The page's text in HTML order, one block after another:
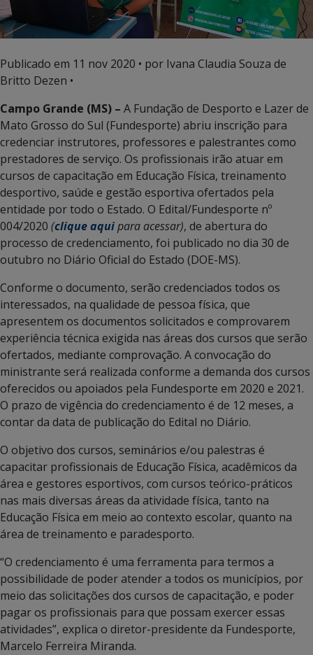
Publicado em 11 nov 2020 • por Ivana Claudia Souza de
Britto Dezen •
Campo Grande (MS) – A Fundação de Desporto e Lazer de
Mato Grosso do Sul (Fundesporte) abriu inscrição para
credenciar instrutores, professores e palestrantes como
prestadores de serviço. Os profissionais irão atuar em
cursos de capacitação em Educação Física, treinamento
desportivo, saúde e gestão esportiva ofertados pela
entidade por todo o Estado. O Edital/Fundesporte nº
004/2020 (clique aquipara acessar), de abertura do
processo de credenciamento, foi publicado no dia 30 de
outubro no Diário Oficial do Estado (DOE-MS).
Conforme o documento, serão credenciados todos os
interessados, na qualidade de pessoa física, que
apresentem os documentos solicitados e comprovarem
experiência técnica exigida nas áreas dos cursos que serão
ofertados, mediante comprovação. A convocação do
ministrante será realizada conforme a demanda dos cursos
oferecidos ou apoiados pela Fundesporte em 2020 e 2021.
O prazo de vigência do credenciamento é de 12 meses, a
contar da data de publicação do Edital no Diário.
O objetivo dos cursos, seminários e/ou palestras é
capacitar profissionais de Educação Física, acadêmicos da
área e gestores esportivos, com cursos teórico-práticos
nas mais diversas áreas da atividade física, tanto na
Educação Física em meio ao contexto escolar, quanto na
área de treinamento e paradesporto.
“O credenciamento é uma ferramenta para termos a
possibilidade de poder atender a todos os municípios, por
meio das solicitações dos cursos de capacitação, e poder
pagar os profissionais para que possam exercer essas
atividades”, explica o diretor-presidente da Fundesporte,
Marcelo Ferreira Miranda.